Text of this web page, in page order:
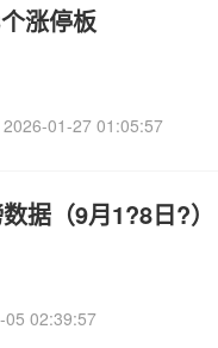
涨停板
2026-01-27 01:05:57
据（9月1?8日?）
05 02:39:57